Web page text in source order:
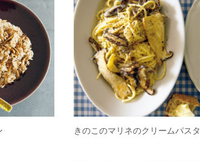
きのこのマリネのクリームパスタ